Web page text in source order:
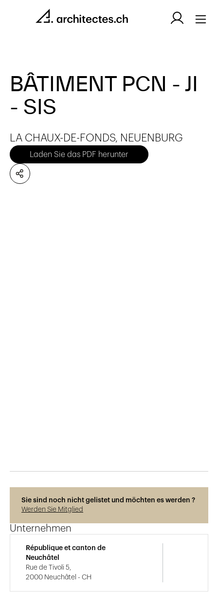
BÂTIMENT PCN - JI
- SIS
LA CHAUX-DE-FONDS, NEUENBURG
Laden Sie das PDF herunter
Sie sind noch nicht gelistet und möchten es werden ?
Werden Sie Mitglied
Unternehmen
République et canton de
Neuchâtel
Rue de Tivoli 5,
2000 Neuchâtel - CH